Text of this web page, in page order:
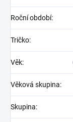
Roční období:
Tričko:
Věk:
Věková skupina:
Skupina: